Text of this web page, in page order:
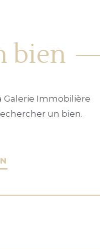
bien
Galerie Immobilière
un bien.